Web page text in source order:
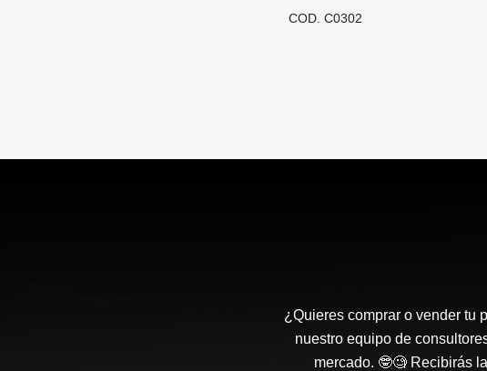
COD. C0302
¿Quieres comprar o vender tu
nuestro equipo de
mercado. 🤓🧐 Recibirás